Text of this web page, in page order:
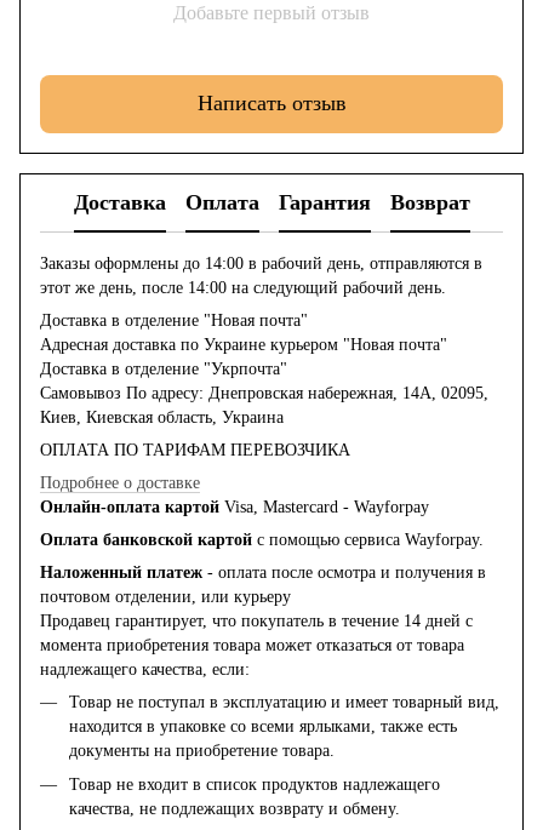
Добавьте первый отзыв
Написать отзыв
Доставка Оплата Гарантия Возврат
Заказы оформлены до 14:00 в рабочий день, отправляются в
этот же день, после 14:00 на следующий рабочий день.
Доставка в отделение "Новая почта"
Адресная доставка по Украине курьером "Новая почта"
Доставка в отделение "Укрпочта"
Самовывоз По адресу: Днепровская набережная, 14А, 02095,
Киев, Киевская область, Украина
ОПЛАТА ПО ТАРИФАМ ПЕРЕВОЗЧИКА
Подробнее о доставке
Онлайн-оплата картой Visa, Mastercard - Wayforpay
Оплата банковской картой с помощью сервиса Wayforpay.
Наложенный платеж - оплата после осмотра и получения в
почтовом отделении, или курьеру
Продавец гарантирует, что покупатель в течение 14 дней с
момента приобретения товара может отказаться от товара
надлежащего качества, если:
Товар не поступал в эксплуатацию и имеет товарный вид,
находится в упаковке со всеми ярлыками, также есть
документы на приобретение товара.
Товар не входит в список продуктов надлежащего
качества, не подлежащих возврату и обмену.